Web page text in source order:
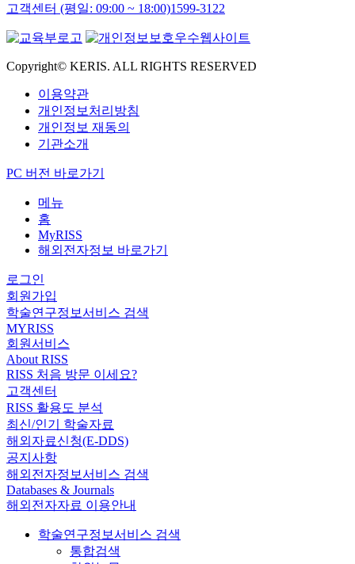
고객센터 (평일: 09:00 ~ 18:00)1599-3122
Copyright© KERIS. ALL RIGHTS RESERVED
이용약관
개인정보처리방침
개인정보 재동의
기관소개
PC 버전 바로가기
메뉴
홈
MyRISS
해외전자정보 바로가기
로그인
회원가입
학술연구정보서비스 검색
MYRISS
회원서비스
About RISS
RISS 처음 방문 이세요?
고객센터
RISS 활용도 분석
최신/인기 학술자료
해외자료신청(E-DDS)
공지사항
해외전자정보서비스 검색
Databases & Journals
해외전자자료 이용안내
학술연구정보서비스 검색
통합검색